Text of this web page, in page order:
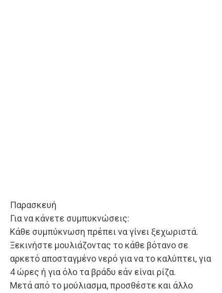
Παρασκευή
Για να κάνετε συμπυκνώσεις:
Κάθε συμπύκνωση πρέπει να γίνει ξεχωριστά.
Ξεκινήστε μουλιάζοντας το κάθε βότανο σε
αρκετό αποσταγμένο νερό για να το καλύπτει, για
4 ώρες ή για όλο τα βράδυ εάν είναι ρίζα.
Μετά από το μούλιασμα, προσθέστε και άλλο